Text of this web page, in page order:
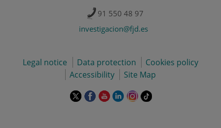
91 550 48 97
investigacion@fjd.es
Legal notice Data protection
Cookies policy
Accessibility
Site Map
This This This This This Link